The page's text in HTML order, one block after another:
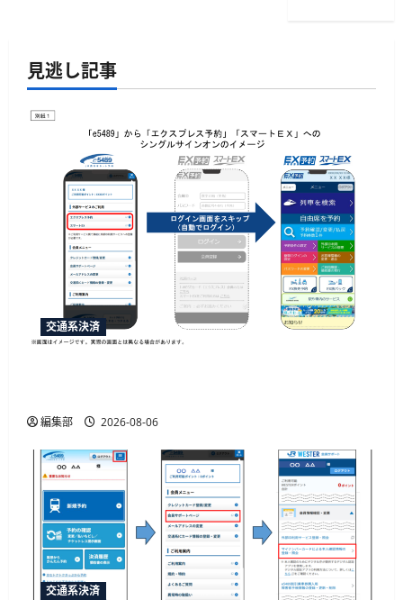
見逃し記事
交通系決済
編集部 2026-08-06
交通系決済